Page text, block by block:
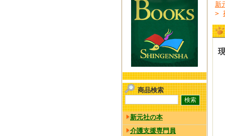
商品検索
新元社の本
介護支援専門員
新
>